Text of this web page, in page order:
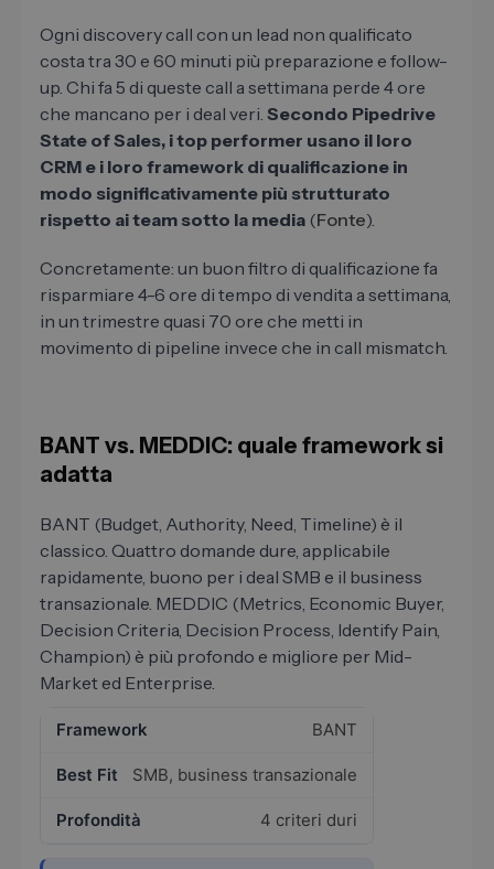
Ogni discovery call con un lead non qualificato
costa tra 30 e 60 minuti più preparazione e follow-
up. Chi fa 5 di queste call a settimana perde 4 ore
che mancano per i deal veri. Secondo Pipedrive
State of Sales, i top performer usano il loro
CRM e i loro framework di qualificazione in
modo significativamente più strutturato
rispetto ai team sotto la media (Fonte).
Concretamente: un buon filtro di qualificazione fa
risparmiare 4-6 ore di tempo di vendita a settimana,
in un trimestre quasi 70 ore che metti in
movimento di pipeline invece che in call mismatch.
BANT vs. MEDDIC: quale framework si
adatta
BANT (Budget, Authority, Need, Timeline) è il
classico. Quattro domande dure, applicabile
rapidamente, buono per i deal SMB e il business
transazionale. MEDDIC (Metrics, Economic Buyer,
Decision Criteria, Decision Process, Identify Pain,
Champion) è più profondo e migliore per Mid-
Market ed Enterprise.
BANT
SMB, business transazionale
4 criteri duri